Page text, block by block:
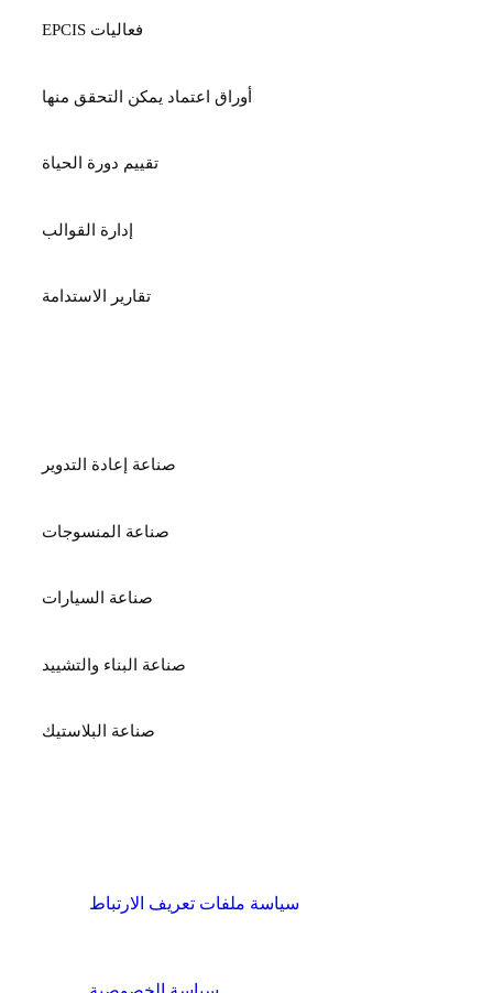
فعاليات EPCIS
أوراق اعتماد يمكن التحقق منها
تقييم دورة الحياة
إدارة القوالب
تقارير الاستدامة
صناعة إعادة التدوير
صناعة المنسوجات
صناعة السيارات
صناعة البناء والتشييد
صناعة البلاستيك
سياسة ملفات تعريف الارتباط